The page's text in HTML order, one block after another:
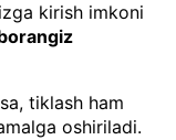
kirish imkoni
tiklash ham
oshiriladi.